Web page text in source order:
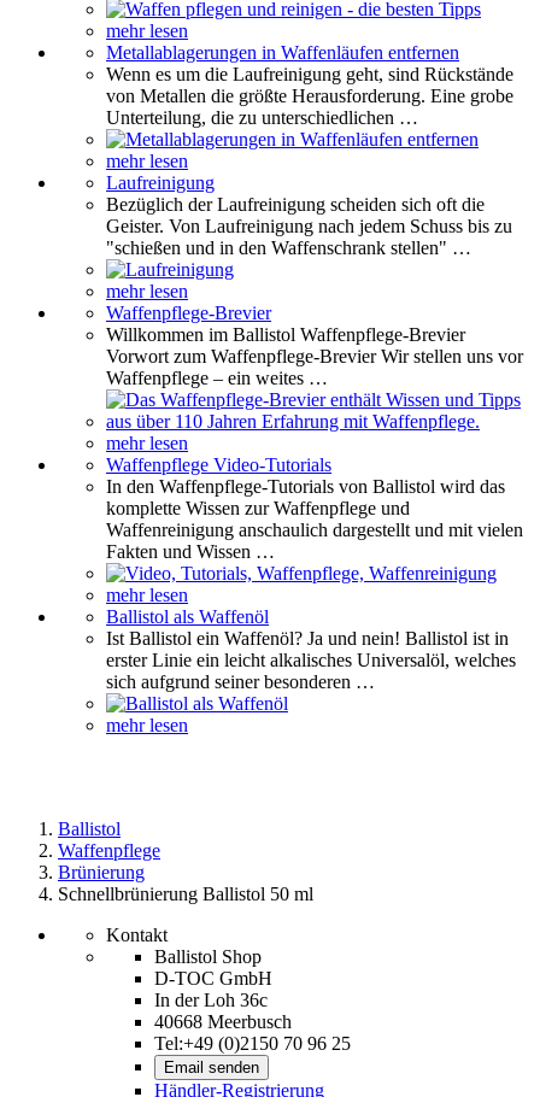
mehr lesen
Metallablagerungen in Waffenläufen entfernen
Wenn es um die Laufreinigung geht, sind Rückstände
von Metallen die größte Herausforderung. Eine grobe
Unterteilung, die zu unterschiedlichen …
mehr lesen
Laufreinigung
Bezüglich der Laufreinigung scheiden sich oft die
Geister. Von Laufreinigung nach jedem Schuss bis zu
"schießen und in den Waffenschrank stellen" …
mehr lesen
Waffenpflege-Brevier
Willkommen im Ballistol Waffenpflege-Brevier
Vorwort zum Waffenpflege-Brevier Wir stellen uns vor
Waffenpflege – ein weites …
mehr lesen
Waffenpflege Video-Tutorials
In den Waffenpflege-Tutorials von Ballistol wird das
komplette Wissen zur Waffenpflege und
Waffenreinigung anschaulich dargestellt und mit vielen
Fakten und Wissen …
mehr lesen
Ballistol als Waffenöl
Ist Ballistol ein Waffenöl? Ja und nein! Ballistol ist in
erster Linie ein leicht alkalisches Universalöl, welches
sich aufgrund seiner besonderen …
mehr lesen
Ballistol
Waffenpflege
Brünierung
Schnellbrünierung Ballistol 50 ml
Kontakt
Ballistol Shop
D-TOC GmbH
In der Loh 36c
40668 Meerbusch
Tel:+49 (0)2150 70 96 25
Email senden
Händler-Registrierung